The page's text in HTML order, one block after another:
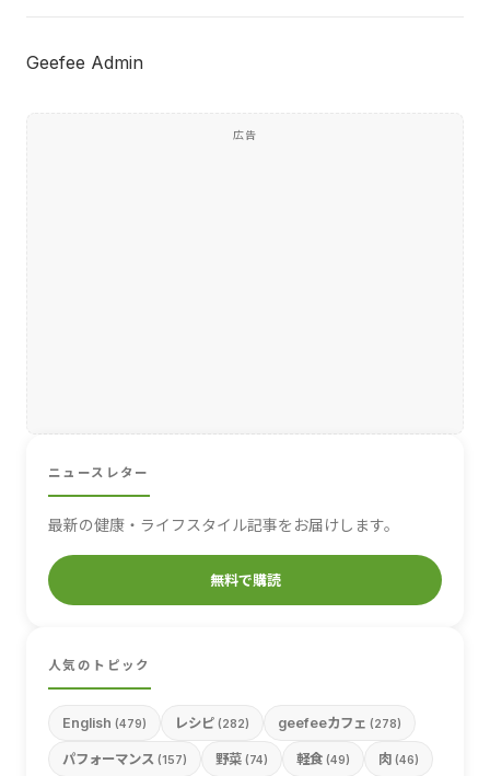
Geefee Admin
広告
ニュースレター
最新の健康・ライフスタイル記事をお届けします。
無料で購読
人気のトピック
English (479) レシピ (282) geefeeカフェ (278)
パフォーマンス (157) 野菜 (74) 軽食 (49) 肉 (46)